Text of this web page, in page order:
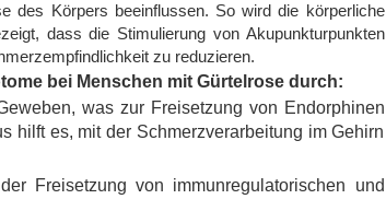
des Körpers beeinflussen. So wird die körperliche
dass die Stimulierung von Akupunkturpunkten
zu reduzieren.
bei Menschen mit Gürtelrose durch:
was zur Freisetzung von Endorphinen
hilft es, mit der Schmerzverarbeitung im Gehirn
Freisetzung von immunregulatorischen und